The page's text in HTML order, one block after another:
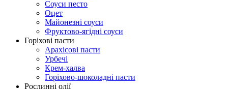
Соуси песто
Оцет
Майонезні соуси
Фруктово-ягідні соуси
Горіхові пасти
Арахісові пасти
Урбечі
Крем-халва
Горіхово-шоколадні пасти
Рослинні олії